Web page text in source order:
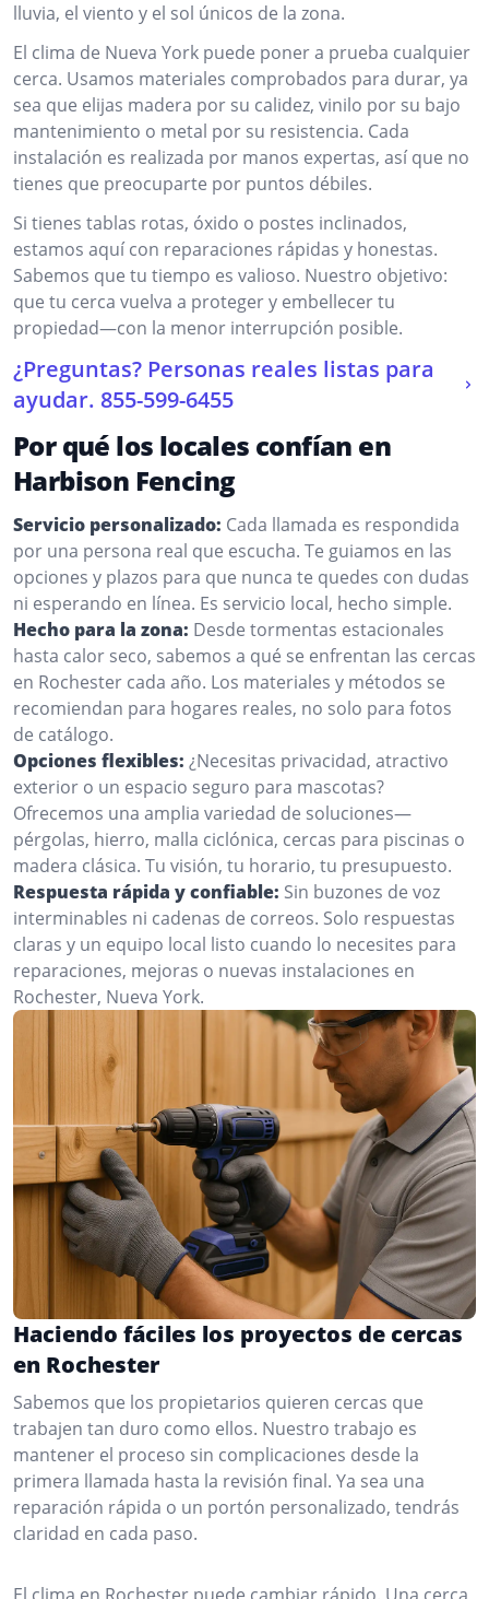
lluvia, el viento y el sol únicos de la zona.
El clima de Nueva York puede poner a prueba cualquier
cerca. Usamos materiales comprobados para durar, ya
sea que elijas madera por su calidez, vinilo por su bajo
mantenimiento o metal por su resistencia. Cada
instalación es realizada por manos expertas, así que no
tienes que preocuparte por puntos débiles.
Si tienes tablas rotas, óxido o postes inclinados,
estamos aquí con reparaciones rápidas y honestas.
Sabemos que tu tiempo es valioso. Nuestro objetivo:
que tu cerca vuelva a proteger y embellecer tu
propiedad—con la menor interrupción posible.
¿Preguntas? Personas reales listas para
ayudar. 855-599-6455
Por qué los locales confían en
Harbison Fencing
Servicio personalizado: Cada llamada es respondida
por una persona real que escucha. Te guiamos en las
opciones y plazos para que nunca te quedes con dudas
ni esperando en línea. Es servicio local, hecho simple.
Hecho para la zona: Desde tormentas estacionales
hasta calor seco, sabemos a qué se enfrentan las cercas
en Rochester cada año. Los materiales y métodos se
recomiendan para hogares reales, no solo para fotos
de catálogo.
Opciones flexibles: ¿Necesitas privacidad, atractivo
exterior o un espacio seguro para mascotas?
Ofrecemos una amplia variedad de soluciones—
pérgolas, hierro, malla ciclónica, cercas para piscinas o
madera clásica. Tu visión, tu horario, tu presupuesto.
Respuesta rápida y confiable: Sin buzones de voz
interminables ni cadenas de correos. Solo respuestas
claras y un equipo local listo cuando lo necesites para
reparaciones, mejoras o nuevas instalaciones en
Rochester, Nueva York.
Haciendo fáciles los proyectos de cercas
en Rochester
Sabemos que los propietarios quieren cercas que
trabajen tan duro como ellos. Nuestro trabajo es
mantener el proceso sin complicaciones desde la
primera llamada hasta la revisión final. Ya sea una
reparación rápida o un portón personalizado, tendrás
claridad en cada paso.